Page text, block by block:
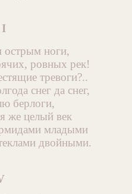
острым ноги,
ровных рек!
тревоги?..
снег да снег,
берлоги,
же целый век
младыми
двойными.